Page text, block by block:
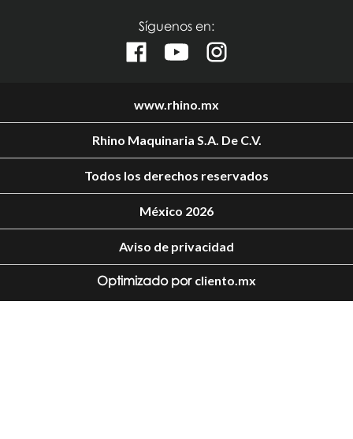
Síguenos en:
www.rhino.mx
Rhino Maquinaria S.A. De C.V.
Todos los derechos reservados
México 2026
Aviso de privacidad
Optimizado por cliento.mx